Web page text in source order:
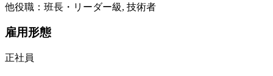
他役職 ： 班長・リーダー級, 技術者
雇用形態
正社員